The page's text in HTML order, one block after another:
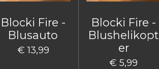
Blocki Fire -
Blusauto
€ 13,99
Blocki Fire -
Blushelikopt
er
€ 5,99